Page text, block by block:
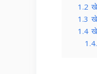
1.2
1.3
1.4